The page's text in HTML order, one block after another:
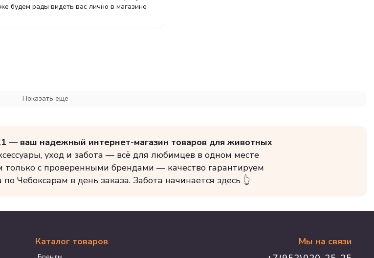
будем рады видеть вас лично в магазине
Показать еще
— ваш надежный интернет-магазин товаров для животных
уход и забота — всё для любимцев в одном месте
только с проверенными брендами — качество гарантируем
по Чебоксарам в день заказа. Забота начинается здесь 👆
Каталог товаров
Мы на связи